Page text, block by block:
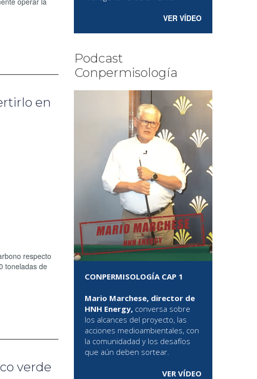
en
respecto
toneladas de
verde
VER VÍDEO
Podcast
Conpermisología
CONPERMISOLOGÍA CAP 1
Mario Marchese, director de
HNH Energy, conversa sobre
los alcances del proyecto, las
acciones medioambientales, con
la comunidadad y los desafíos
que aún deben sortear.
VER VÍDEO